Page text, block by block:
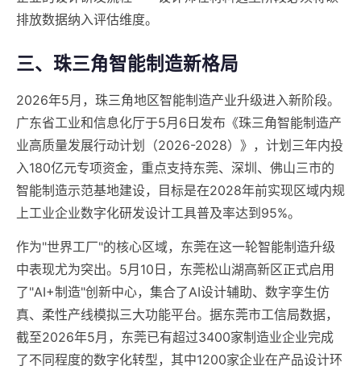
排放数据纳入评估维度。
三、珠三角智能制造新格局
2026年5月，珠三角地区智能制造产业升级进入新阶段。
广东省工业和信息化厅于5月6日发布《珠三角智能制造产
业高质量发展行动计划（2026-2028）》，计划三年内投
入180亿元专项资金，重点支持东莞、深圳、佛山三市的
智能制造示范基地建设，目标是在2028年前实现区域内规
上工业企业数字化研发设计工具普及率达到95%。
作为"世界工厂"的核心区域，东莞在这一轮智能制造升级
中表现尤为突出。5月10日，东莞松山湖高新区正式启用
了"AI+制造"创新中心，集合了AI设计辅助、数字孪生仿
真、柔性产线模拟三大功能平台。据东莞市工信局数据，
截至2026年5月，东莞已有超过3400家制造业企业完成
了不同程度的数字化转型，其中1200家企业在产品设计环